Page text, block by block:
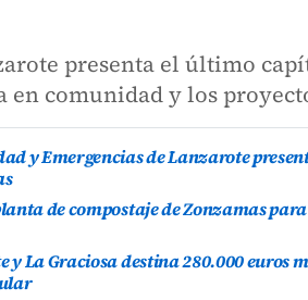
presenta el último
comunidad y los
y Emergencias de Lanzarote
de compostaje de Zonzamas
y La Graciosa destina 280.000 euros